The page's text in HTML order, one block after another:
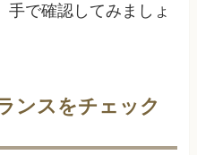
手で確認してみましょ
ンスをチェック